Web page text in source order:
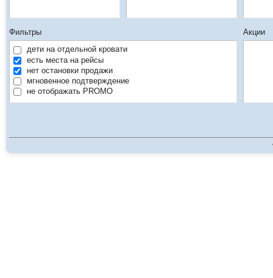
Фильтры
дети на отдельной кровати
есть места на рейсы
нет остановки продажи
мгновенное подтверждение
не отображать PROMO
Акции